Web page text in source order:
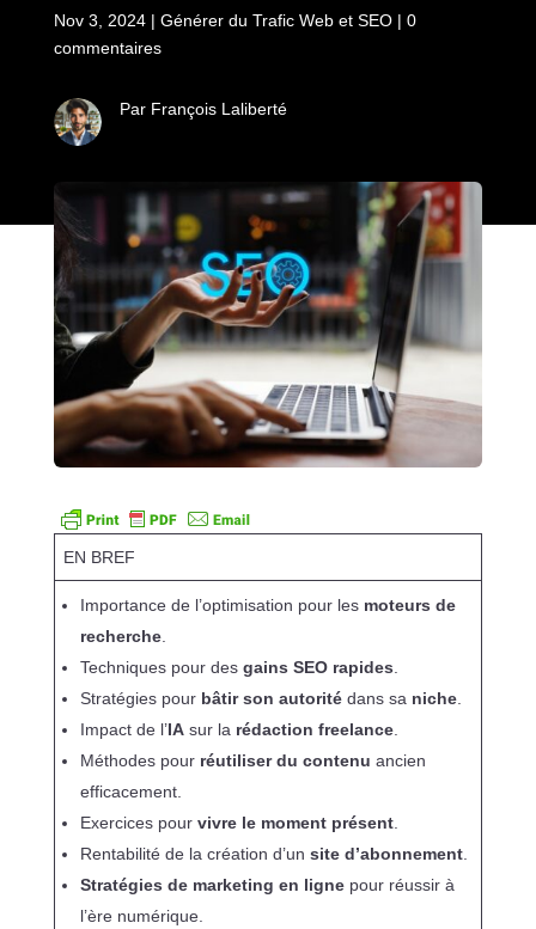
Nov 3, 2024| Générer du Trafic Web et SEO| 0
commentaires
Par François Laliberté
EN BREF
Importance de l’optimisation pour les moteurs de
recherche.
Techniques pour des gains SEO rapides
Stratégies pour bâtir son autoritédans sa niche.
Impact de l’IAsur la rédaction freelance.
Méthodes pour réutiliser du contenu ancien
efficacement.
Exercices pour vivre le moment présent.
Rentabilité de la création d’un site d’abonnement.
Stratégies de marketing en lignepour réussir à
l’ère numérique.